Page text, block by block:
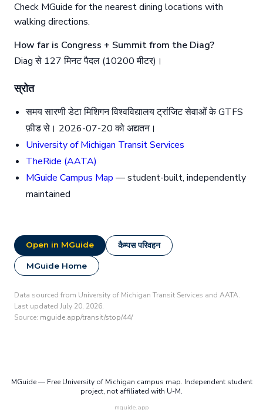
Check MGuide for the nearest dining locations with
walking directions.
How far is Congress + Summit from the Diag?
Diag से 127 मिनट पैदल (10200 मीटर)।
स्रोत
समय सारणी डेटा मिशिगन विश्वविद्यालय ट्रांजिट सेवाओं के GTFS
फ़ीड से। 2026-07-20 को अद्यतन।
University of Michigan Transit Services
TheRide (AATA)
MGuide Campus Map — student-built, independently
maintained
Open in MGuide कैम्पस परिवहन
MGuide Home
Data sourced from University of Michigan Transit Services and AATA.
Last updated July 20, 2026.
Source: mguide.app/transit/stop/44/
MGuide — Free University of Michigan campus map. Independent student
project, not affiliated with U-M.
mguide.app